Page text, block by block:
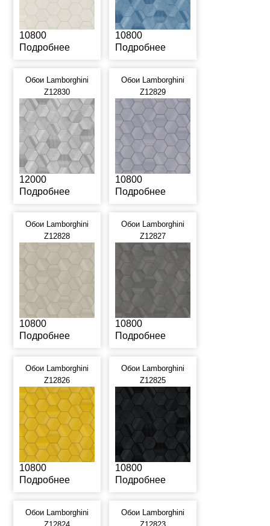
10800
Подробнее
10800
Подробнее
Обои Lamborghini
Z12830
12000
Подробнее
Обои Lamborghini
Z12829
10800
Подробнее
Обои Lamborghini
Z12828
10800
Подробнее
Обои Lamborghini
Z12827
10800
Подробнее
Обои Lamborghini
Z12826
10800
Подробнее
Обои Lamborghini
Z12825
10800
Подробнее
Обои Lamborghini
Обои Lamborghini